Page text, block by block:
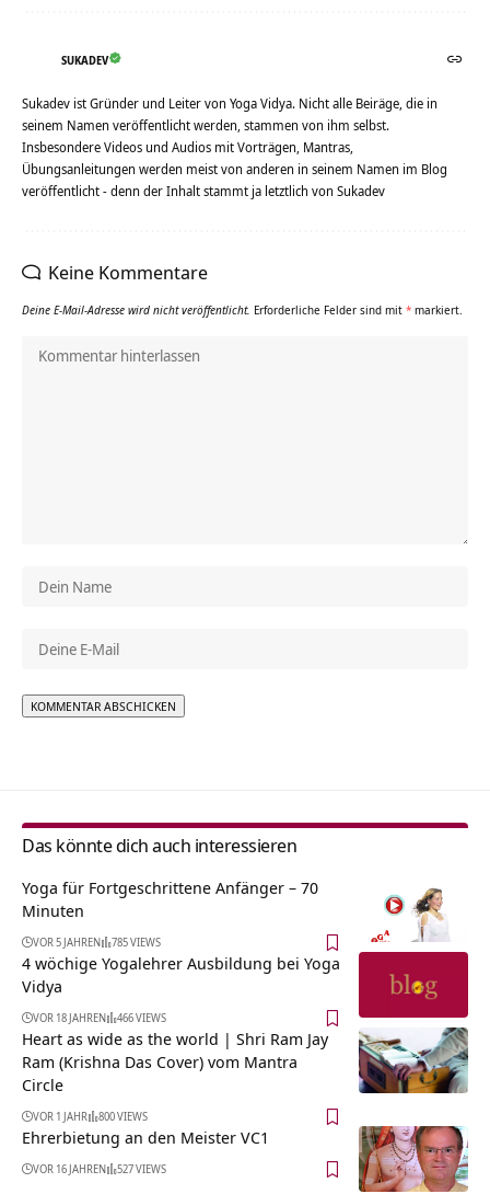
SUKADEV
Sukadev ist Gründer und Leiter von Yoga Vidya. Nicht alle Beiräge, die in
seinem Namen veröffentlicht werden, stammen von ihm selbst.
Insbesondere Videos und Audios mit Vorträgen, Mantras,
Übungsanleitungen werden meist von anderen in seinem Namen im Blog
veröffentlicht - denn der Inhalt stammt ja letztlich von Sukadev
Keine Kommentare
Deine E-Mail-Adresse wird nicht veröffentlicht. Erforderliche Felder sind mit * markiert.
Das könnte dich auch interessieren
Yoga für Fortgeschrittene Anfänger – 70
Minuten
VOR 5 JAHREN 785 VIEWS
4 wöchige Yogalehrer Ausbildung bei Yoga
Vidya
VOR 18 JAHREN 466 VIEWS
Heart as wide as the world | Shri Ram Jay
Ram (Krishna Das Cover) vom Mantra
Circle
VOR 1 JAHR 800 VIEWS
Ehrerbietung an den Meister VC1
VOR 16 JAHREN 527 VIEWS